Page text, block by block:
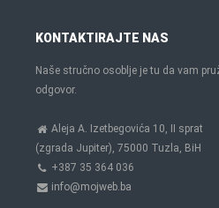
KONTAKTIRAJTE NAS
Naše stručno osoblje je tu da vam
odgovor.
Aleja A. Izetbegovića 10, II sprat
(zgrada Jupiter), 75000 Tuzla, BiH
+387 35 364 036
info@mojweb.ba